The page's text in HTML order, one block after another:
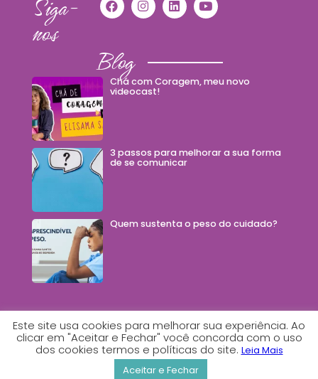
Siga-
nos
Blog
Chá com Coragem, meu novo
videocast!
3 passos para melhorar a sua forma
de se comunicar
Quem sustenta o peso do cuidado?
2026© Todos os direitos reservados - Feito com
por Estúdio Comunica
Este site usa cookies para melhorar sua experiência. Ao
clicar em "Aceitar e Fechar" você concorda com o uso
dos cookies termos e políticas do site. Leia Mais
Aceitar e Fechar